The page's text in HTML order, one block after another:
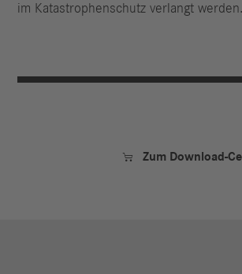
im Katastrophenschutz verlangt werden.
 Zum Download-